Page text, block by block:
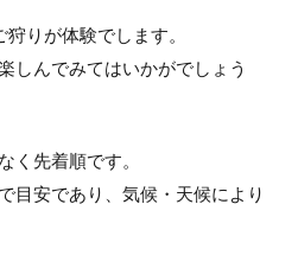
りが体験でします。
しんでみてはいかがでしょう
く先着順です。
目安であり、気候・天候により